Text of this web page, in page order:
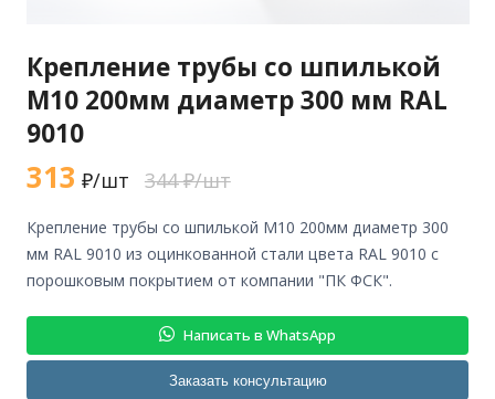
Крепление трубы со шпилькой
М10 200мм диаметр 300 мм RAL
9010
313 ₽/шт 344 ₽/шт
крепление трубы со шпилькой М10 200мм диаметр 300
мм RAL 9010 из оцинкованной стали цвета RAL 9010 с
порошковым покрытием от компании "ПК ФСК".
Написать в WhatsApp
Заказать консультацию